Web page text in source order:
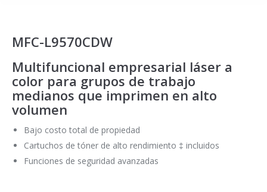
MFC-L9570CDW
Multifuncional empresarial láser a
color para grupos de trabajo
medianos que imprimen en alto
volumen
Bajo costo total de propiedad
Cartuchos de tóner de alto rendimiento ‡ incluidos
Funciones de seguridad avanzadas